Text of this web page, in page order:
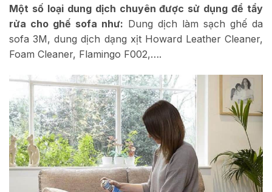
Một số loại dung dịch chuyên được sử dụng để tẩy
rửa cho ghế sofa như: Dung dịch làm sạch ghế da
sofa 3M, dung dịch dạng xịt Howard Leather Cleaner,
Foam Cleaner, Flamingo F002,….